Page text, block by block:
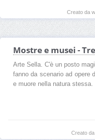
Creato da
Mostre e musei -
Arte Sella. C'è un posto
fanno da scenario ad opere
e muore nella natura stessa.
Creato